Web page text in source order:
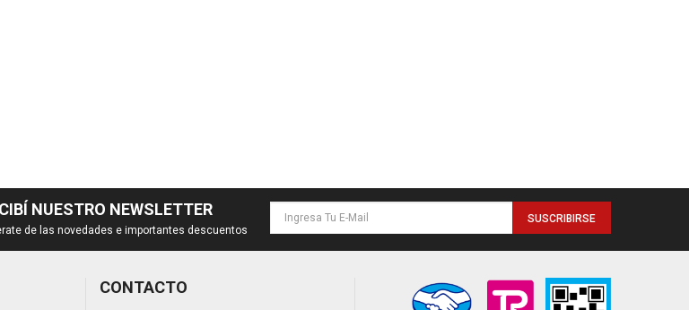
NUESTRO NEWSLETTER
de las novedades e importantes descuentos
SUSCRIBIRSE
CONTACTO